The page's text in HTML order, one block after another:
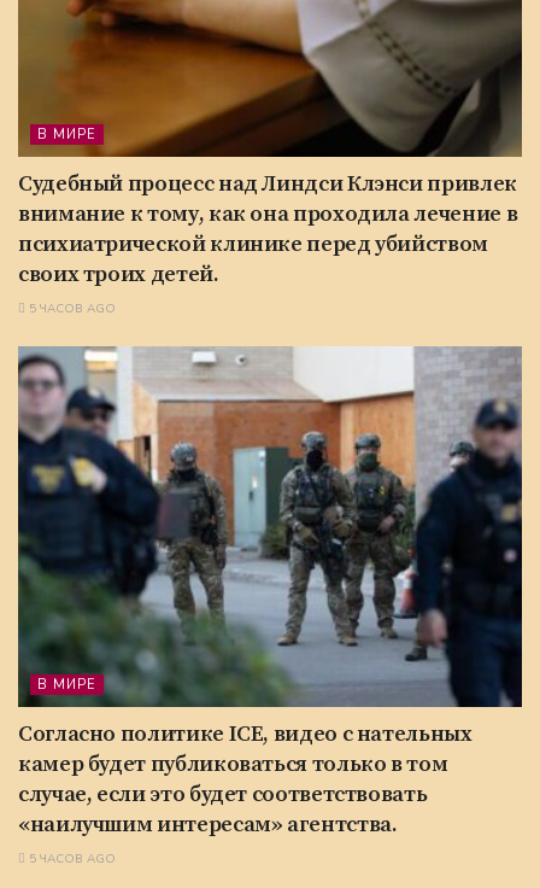
В МИРЕ
Судебный процесс над Линдси Клэнси привлек
внимание к тому, как она проходила лечение в
психиатрической клинике перед убийством
своих троих детей.
5 ЧАСОВ AGO
В МИРЕ
Согласно политике ICE, видео с нательных
камер будет публиковаться только в том
случае, если это будет соответствовать
«наилучшим интересам» агентства.
5 ЧАСОВ AGO